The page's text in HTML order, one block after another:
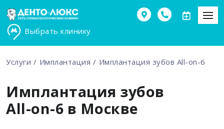
Выбрать клинику
Услуги Имплантация Имплантация зубов All-on-6
Имплантация зубов
All-on-6 в Москве